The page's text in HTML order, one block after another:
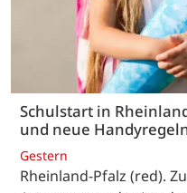
Schulstart in
und neue
Gestern
Rheinland-Pfalz (red).